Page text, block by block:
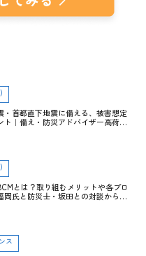
・首都直下地震に備える、被害想定
ト｜備え・防災アドバイザー高荷智
とは？取り組むメリットや各プロ
岡氏と防災士・坂田との対談から学
ス